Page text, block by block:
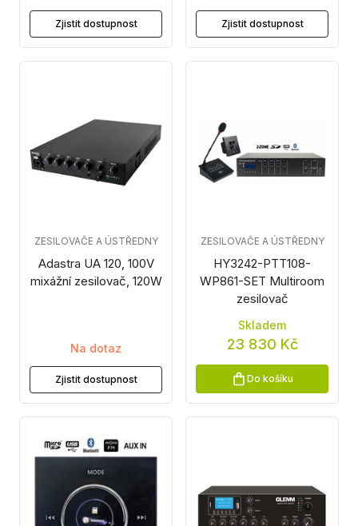
Zjistit dostupnost Zjistit dostupnost
Adastra UA 120, 100V
mixážní zesilovač, 120W
ZESILOVAČE A ÚSTŘEDNY
Na dotaz
Zjistit dostupnost
HY3242-PTT108-
WP861-SET Multiroom
zesilovač
ZESILOVAČE A ÚSTŘEDNY
Skladem
23 830 Kč
Do košíku